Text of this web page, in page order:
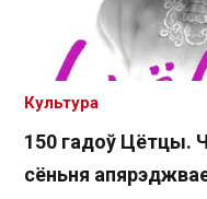
150 гадоў Цётцы.
сёньня
Культура